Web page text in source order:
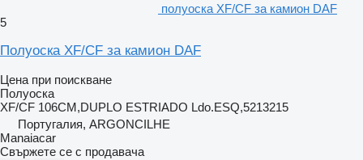
полуоска XF/CF за камион DAF
5
Полуоска XF/CF за камион DAF
Цена при поискване
Полуоска
XF/CF 106CM,DUPLO ESTRIADO Ldo.ESQ,5213215
Португалия, ARGONCILHE
Manaiacar
Свържете се с продавача